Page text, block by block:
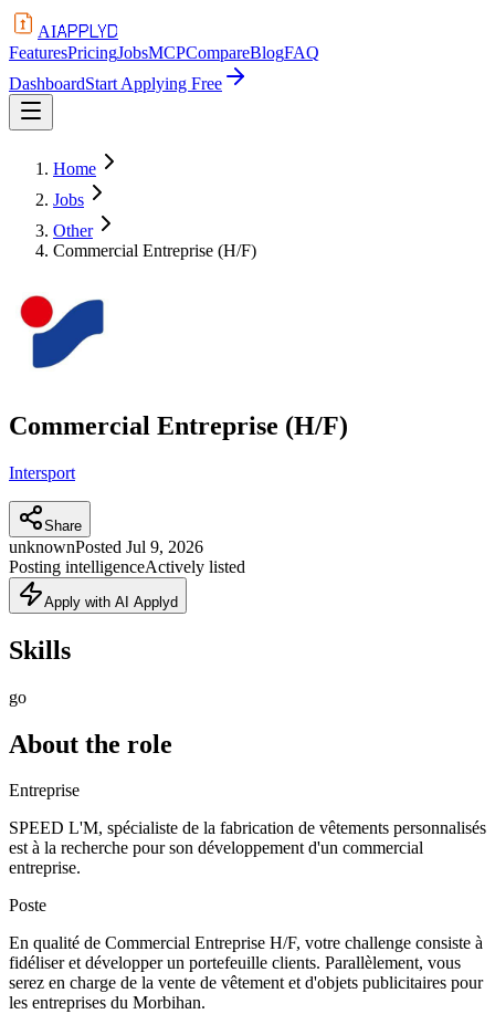
AIAPPLYD
FeaturesPricingJobsMCPCompareBlogFAQ
DashboardStart Applying Free
Home
Jobs
Other
Commercial Entreprise (H/F)
Commercial Entreprise (H/F)
Intersport
Share
unknownPosted Jul 9, 2026
Posting intelligenceActively listed
Apply with AI Applyd
Skills
go
About the role
Entreprise
SPEED L'M, spécialiste de la fabrication de vêtements personnalisés
est à la recherche pour son développement d'un commercial
entreprise.
Poste
En qualité de Commercial Entreprise H/F, votre challenge consiste à
fidéliser et développer un portefeuille clients. Parallèlement, vous
serez en charge de la vente de vêtement et d'objets publicitaires pour
les entreprises du Morbihan.